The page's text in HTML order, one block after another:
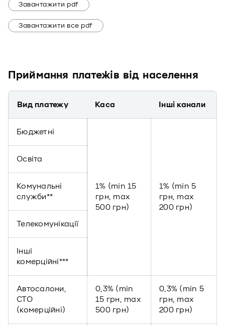
Завантажити pdf
Завантажити все pdf
Приймання платежів від населення
Вид платежу Каса Інші канали
Бюджетні
1% (min 15
грн, max
500 грн)
1% (min 5
грн, max
200 грн)
Освіта
Комунальні
служби**
Телекомунікації
Інші
комерційні***
Автосалони,
СТО
(комерційні)
0,3% (min
15 грн, max
500 грн)
0,3% (min 5
грн, max
200 грн)